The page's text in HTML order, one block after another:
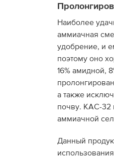
Наиболее
аммиачная
удобрение, и
поэтому оно
16% амидной,
а также
почву. КАС-32
аммиачной
Данный